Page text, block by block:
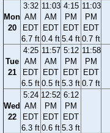
Mon
20
3:32
AM
EDT
6.7 ft
11:03
AM
EDT
0.4 ft
4:15
PM
EDT
5.4 ft
11:03
PM
EDT
0.7 ft
Tue
21
4:25
AM
EDT
6.5 ft
11:57
AM
EDT
0.5 ft
5:12
PM
EDT
5.3 ft
11:58
PM
EDT
0.7 ft
Wed
22
5:24
AM
EDT
6.3 ft
12:52
PM
EDT
0.6 ft
6:12
PM
EDT
5.3 ft